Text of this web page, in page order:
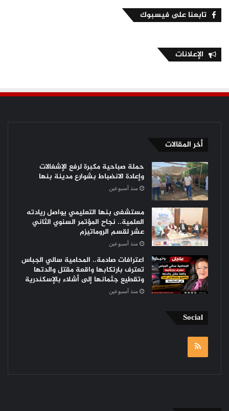
تابعنا على فيسبوك
الإعلانات
أخر المقالات
حملة صباحية مكبرة لرفع الإشغالات
وإعادة الانضباط بشوارع مدينة بنها
منذ أسبوعين
مستشفى بنها التعليمي يواصل ريادته
العلمية.. نجاح المؤتمر السنوي الثاني
عشر لقسم الروماتيزم
منذ أسبوعين
اعترافات صادمة.. المحامية سالي الجباس
تعترف بارتكابها واقعة مقتل والدتها
وتقطيع جثمانها إلى أشلاء بالإسكندرية
منذ أسبوعين
Social
RSS